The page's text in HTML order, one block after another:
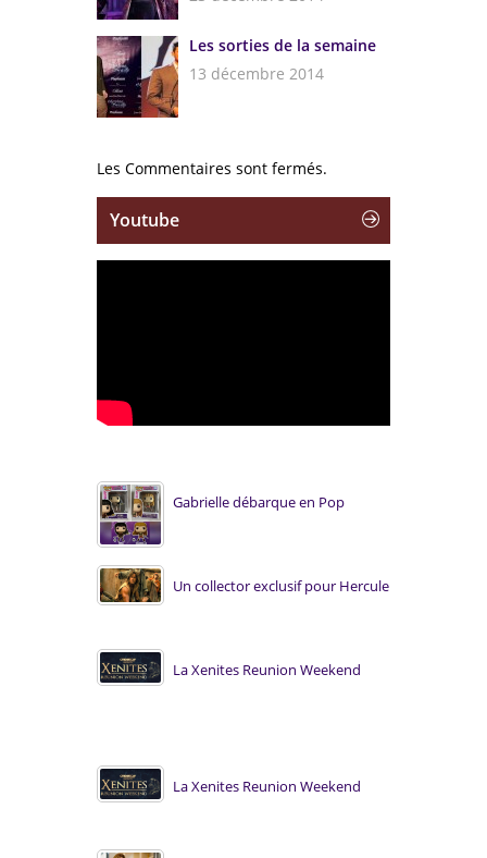
Les sorties de la semaine
13 décembre 2014
Les Commentaires sont fermés.
Youtube
Gabrielle débarque en Pop
Un collector exclusif pour Hercule
La Xenites Reunion Weekend
La Xenites Reunion Weekend